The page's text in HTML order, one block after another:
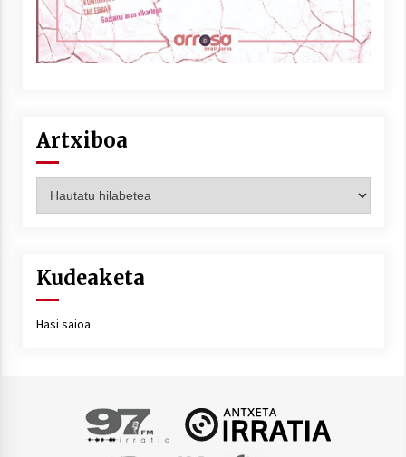
Artxiboa
Kudeaketa
Hasi saioa